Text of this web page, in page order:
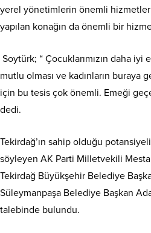
yerel yönetimlerin önemli hizmetler
yapılan konağın da önemli bir
Soytürk; “ Çocuklarımızın daha iyi
mutlu olması ve kadınların
için bu tesis çok önemli. Emeği
dedi.
Tekirdağ’ın sahip olduğu
söyleyen AK Parti Milletvekili
Tekirdağ Büyükşehir Belediye
Süleymanpaşa Belediye Başkan
talebinde bulundu.